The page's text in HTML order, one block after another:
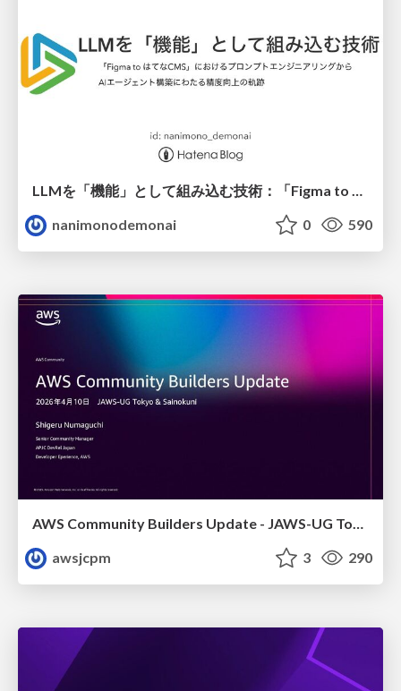
nanimonodemonai
0 590
AWS Community Builders Update - JAWS-UG Tokyo and Sainokuni
awsjcpm
3 290